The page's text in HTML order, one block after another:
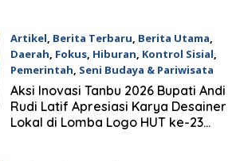
Artikel, Berita Terbaru, Berita Utama,
Daerah, Fokus, Hiburan, Kontrol Sisial,
Pemerintah, Seni Budaya & Pariwisata
5 April 2026
Aksi Inovasi Tanbu 2026 Bupati Andi
Rudi Latif Apresiasi Karya Desainer
Lokal di Lomba Logo HUT ke-23